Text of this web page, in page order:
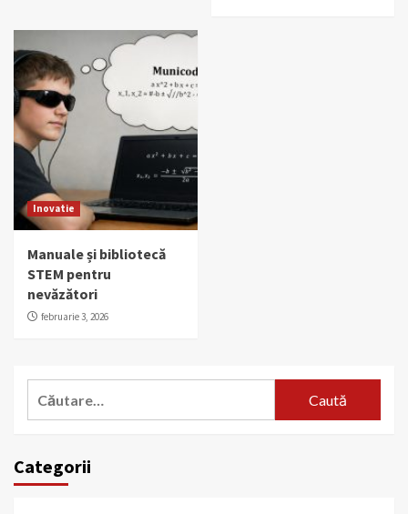
Inovatie
Manuale și bibliotecă
STEM pentru
nevăzători
februarie 3, 2026
Categorii